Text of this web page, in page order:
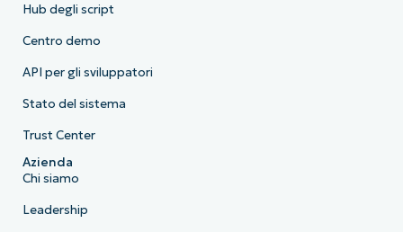
Hub degli script
Centro demo
API per gli sviluppatori
Stato del sistema
Trust Center
Azienda
Chi siamo
Leadership